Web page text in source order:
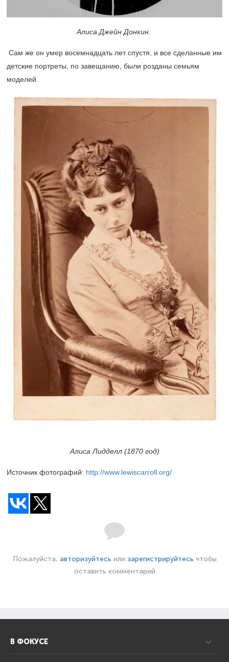
Алиса Джейн Донкин.
Сам же он умер восемнадцать лет спустя, и все сделанные им
детские портреты, по завещанию, были розданы семьям
моделей.
Алиса Лидделл (1870 год)
Источник фотографий: http://www.lewiscarroll.org/
Пожалуйста, авторизуйтесь или зарегистрируйтесь чтобы
оставить комментарий
В ФОКУСЕ